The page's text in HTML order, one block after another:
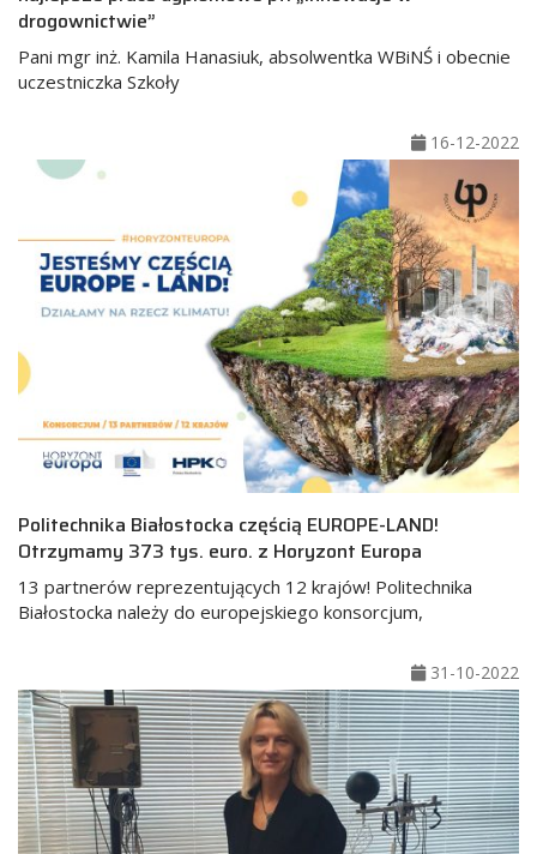
drogownictwie”
Pani mgr inż. Kamila Hanasiuk, absolwentka WBiNŚ i obecnie
uczestniczka Szkoły
16-12-2022
Politechnika Białostocka częścią EUROPE-LAND!
Otrzymamy 373 tys. euro. z Horyzont Europa
13 partnerów reprezentujących 12 krajów! Politechnika
Białostocka należy do europejskiego konsorcjum,
31-10-2022